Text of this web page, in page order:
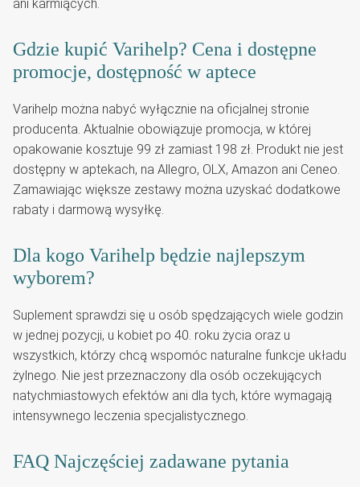
ani karmiących.
Gdzie kupić Varihelp? Cena i dostępne
promocje, dostępność w aptece
Varihelp można nabyć wyłącznie na oficjalnej stronie
producenta. Aktualnie obowiązuje promocja, w której
opakowanie kosztuje 99 zł zamiast 198 zł. Produkt nie jest
dostępny w aptekach, na Allegro, OLX, Amazon ani Ceneo.
Zamawiając większe zestawy można uzyskać dodatkowe
rabaty i darmową wysyłkę.
Dla kogo Varihelp będzie najlepszym
wyborem?
Suplement sprawdzi się u osób spędzających wiele godzin
w jednej pozycji, u kobiet po 40. roku życia oraz u
wszystkich, którzy chcą wspomóc naturalne funkcje układu
żylnego. Nie jest przeznaczony dla osób oczekujących
natychmiastowych efektów ani dla tych, które wymagają
intensywnego leczenia specjalistycznego.
FAQ Najczęściej zadawane pytania